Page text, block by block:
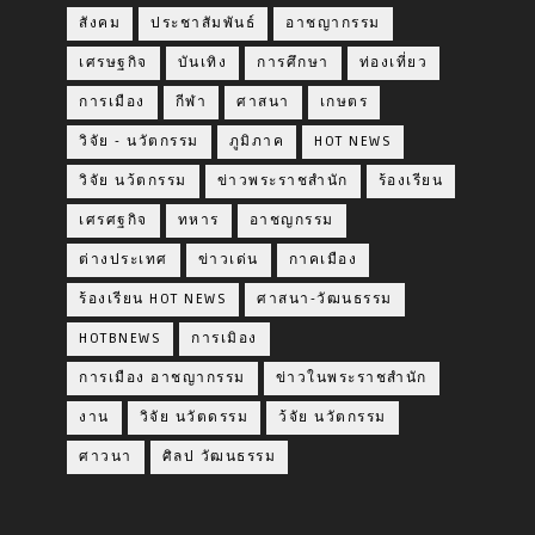
สังคม ประชาสัมพันธ์ อาชญากรรม
เศรษฐกิจ บันเทิง การศึกษา ท่องเที่ยว
การเมือง กีฬา ศาสนา เกษตร
วิจัย - นวัตกรรม ภูมิภาค HOT NEWS
วิจัย นว้ตกรรม ข่าวพระราชสำนัก ร้องเรียน
เศรศฐกิจ ทหาร อาชญกรรม
ต่างประเทศ ข่าวเด่น กาคเมือง
ร้องเรียน HOT NEWS ศาสนา-วัฒนธรรม
HOTBNEWS การเมิอง
การเมือง อาชญากรรม ข่าวในพระราชสำนัก
งาน วิจัย นวัตดรรม ว้จัย นวัตกรรม
ศาวนา ศิลป วัฒนธรรม